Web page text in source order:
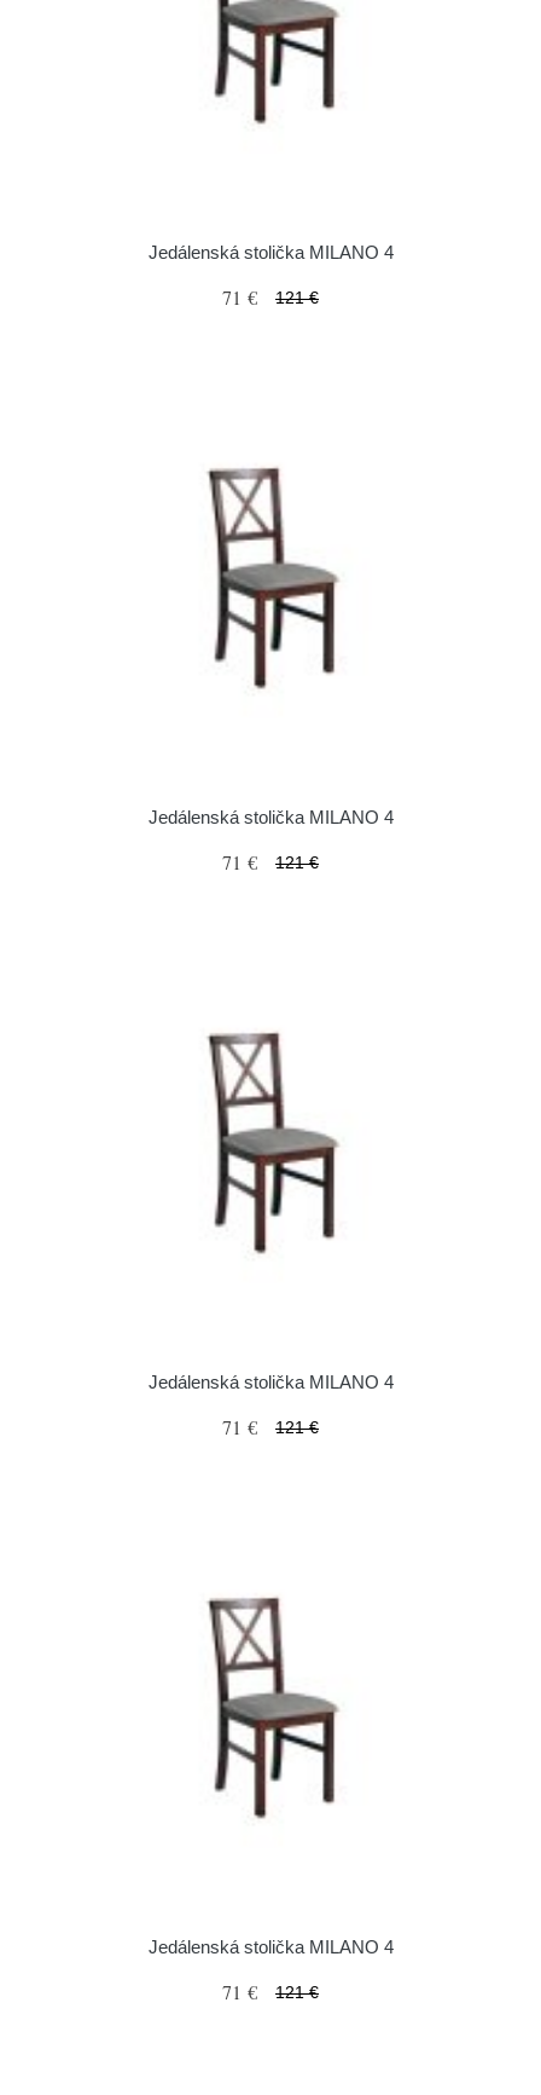
Jedálenská stolička MILANO 4
71 € 121 €
Jedálenská stolička MILANO 4
71 € 121 €
Jedálenská stolička MILANO 4
71 € 121 €
Jedálenská stolička MILANO 4
71 € 121 €